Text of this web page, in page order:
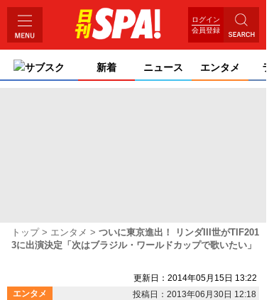
ログイン
会員登録
サブスク 新着 ニュース エンタメ
トップ エンタメ
ついに東京進出！ リンダIII世がTIF201
3に出演決定「次はブラジル・ワールドカップで歌いたい」
更新日：2014年05月15日 13:22
エンタメ
投稿日：2013年06月30日 12:18